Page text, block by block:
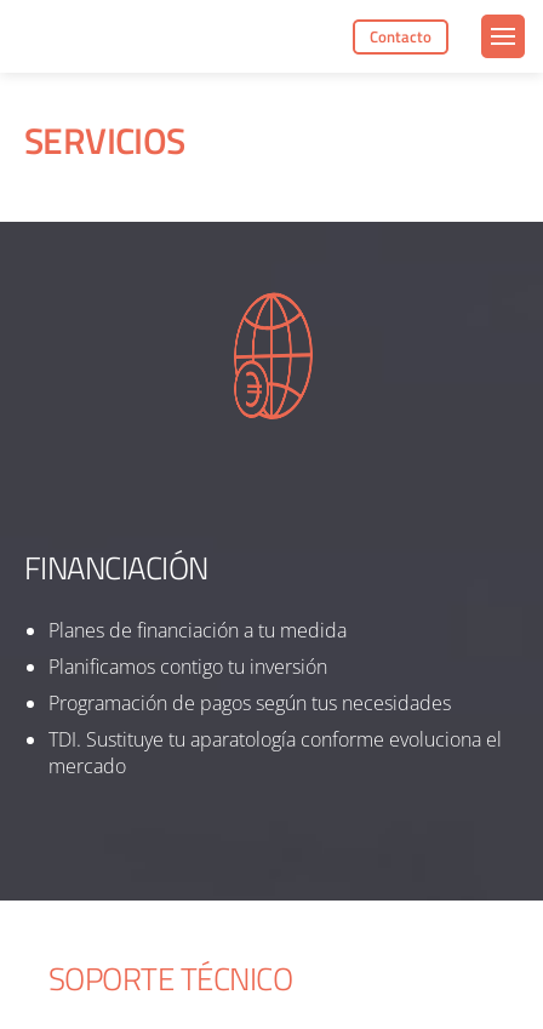
Contacto
SERVICIOS
FINANCIACIÓN
Planes de financiación a tu medida
Planificamos contigo tu inversión
Programación de pagos según tus necesidades
TDI. Sustituye tu aparatología conforme evoluciona el
mercado
SOPORTE TÉCNICO